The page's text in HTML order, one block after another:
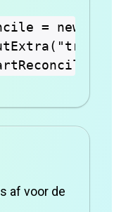
= new
af voor de